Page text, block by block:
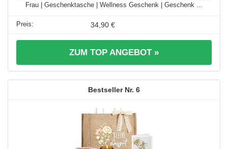
Frau | Geschenktasche | Wellness Geschenk | Geschenk ...
34,90 €
ZUM TOP ANGEBOT »
6